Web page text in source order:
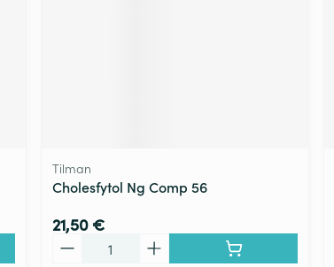
Tilman
Cholesfytol Ng Comp 56
21,50 €